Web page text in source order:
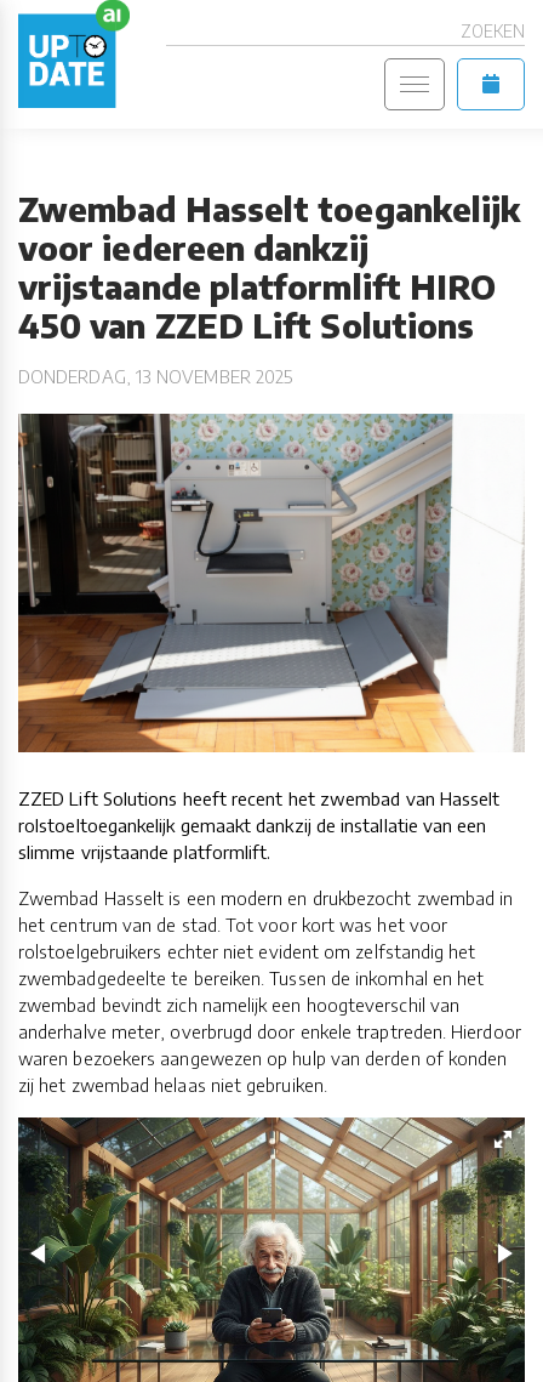
ZOEKEN
Zwembad Hasselt toegankelijk
voor iedereen dankzij
vrijstaande platformlift HIRO
450 van ZZED Lift Solutions
DONDERDAG, 13 NOVEMBER 2025
ZZED Lift Solutions heeft recent het zwembad van Hasselt
rolstoeltoegankelijk gemaakt dankzij de installatie van een
slimme vrijstaande platformlift.
Zwembad Hasselt is een modern en drukbezocht zwembad in
het centrum van de stad. Tot voor kort was het voor
rolstoelgebruikers echter niet evident om zelfstandig het
zwembadgedeelte te bereiken. Tussen de inkomhal en het
zwembad bevindt zich namelijk een hoogteverschil van
anderhalve meter, overbrugd door enkele traptreden. Hierdoor
waren bezoekers aangewezen op hulp van derden of konden
zij het zwembad helaas niet gebruiken.